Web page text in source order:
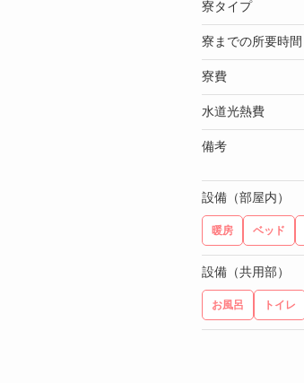
寮タイプ
寮までの所要時間
寮費
水道光熱費
備考
設備（部屋内）
暖房 ベッド
設備（共用部）
お風呂 トイレ